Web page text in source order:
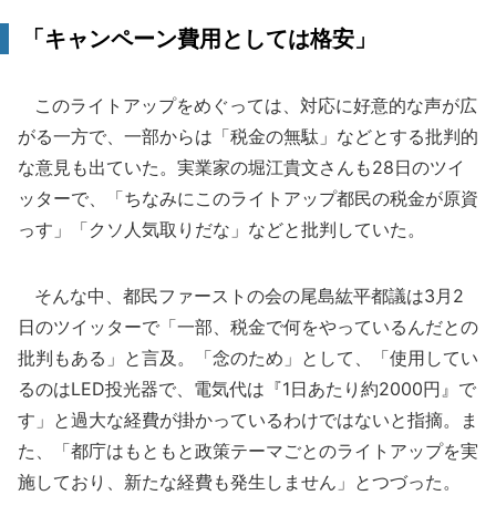
「キャンペーン費用としては格安」
このライトアップをめぐっては、対応に好意的な声が広
がる一方で、一部からは「税金の無駄」などとする批判的
な意見も出ていた。実業家の堀江貴文さんも28日のツイ
ッターで、「ちなみにこのライトアップ都民の税金が原資
っす」「クソ人気取りだな」などと批判していた。
そんな中、都民ファーストの会の尾島紘平都議は3月2
日のツイッターで「一部、税金で何をやっているんだとの
批判もある」と言及。「念のため」として、「使用してい
るのはLED投光器で、電気代は『1日あたり約2000円』で
す」と過大な経費が掛かっているわけではないと指摘。ま
た、「都庁はもともと政策テーマごとのライトアップを実
施しており、新たな経費も発生しません」とつづった。